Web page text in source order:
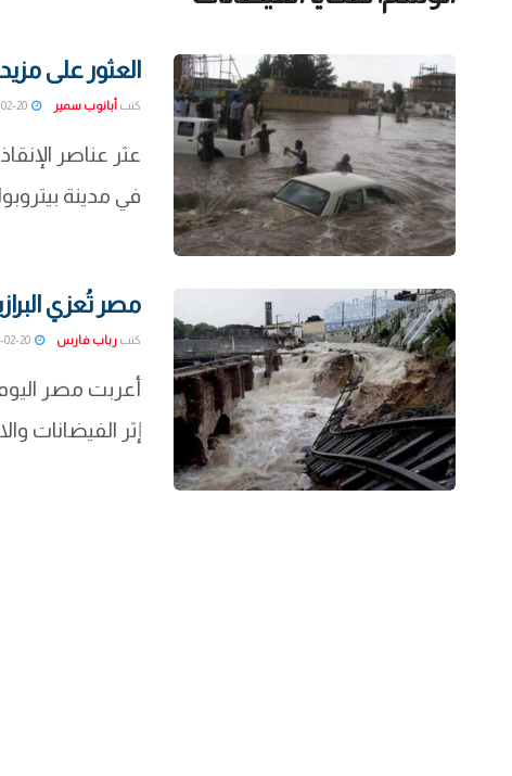
العثور على
كتب أبانوب سمير 2022-02-20
عثر عناصر
في مدينة بيتروبوليس،
مصر تُعزي
كتب رباب فارس 2022-02-20
أعربت مصر
إثر الفيضانات